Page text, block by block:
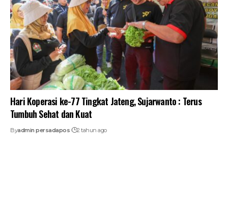
Hari Koperasi ke-77 Tingkat Jateng, Sujarwanto : Terus
Tumbuh Sehat dan Kuat
Byadmin persadapos 2 tahun ago